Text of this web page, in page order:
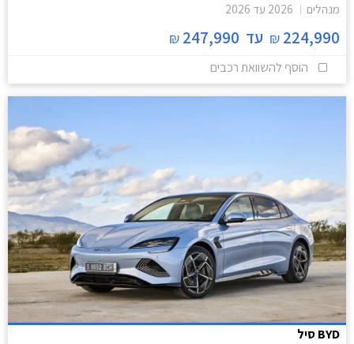
מנהלים 2026 עד 2026
224,990
₪ עד 247,990
₪
הוסף להשוואת רכבים
BYD סיל